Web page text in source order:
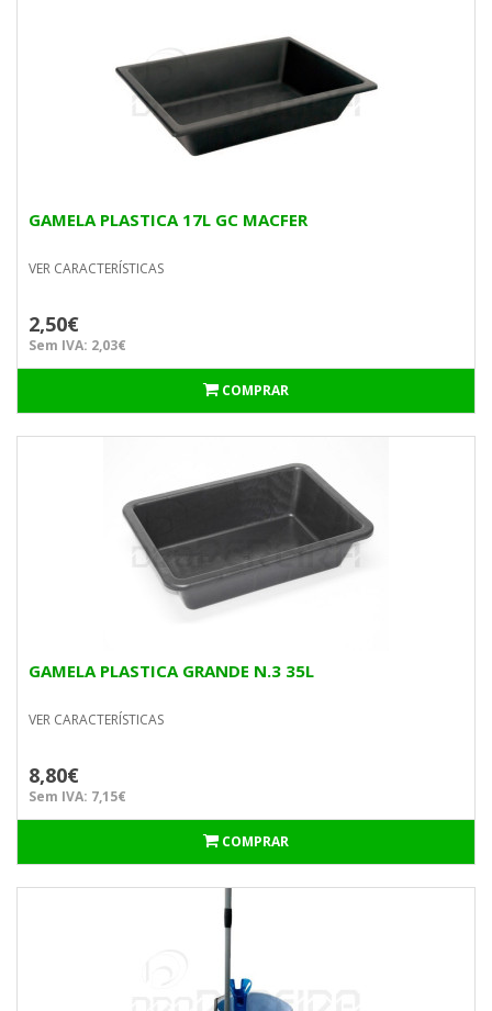
GAMELA PLASTICA 17L GC MACFER
VER CARACTERÍSTICAS
2,50€
Sem IVA: 2,03€
COMPRAR
GAMELA PLASTICA GRANDE N.3 35L
VER CARACTERÍSTICAS
8,80€
Sem IVA: 7,15€
COMPRAR